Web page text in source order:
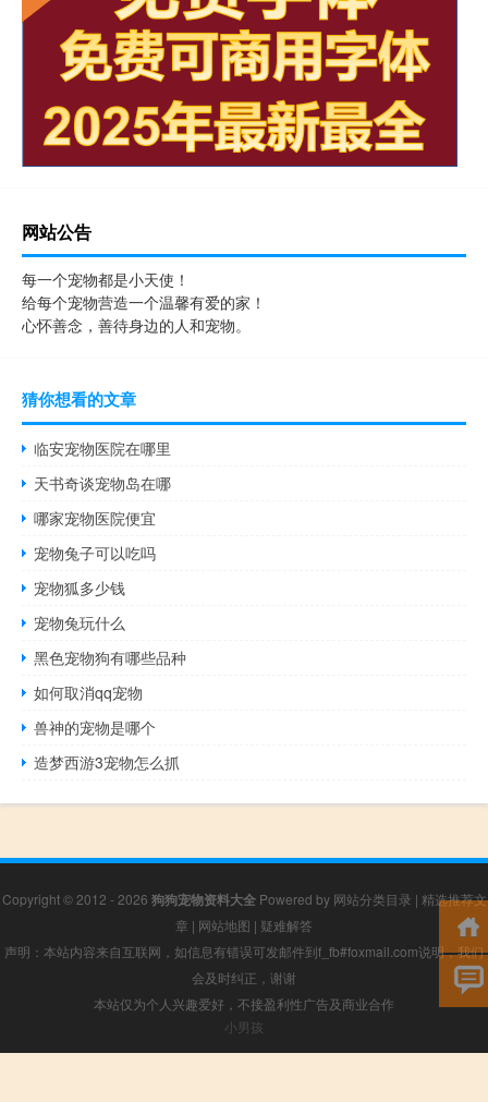
网站公告
每一个宠物都是小天使！
给每个宠物营造一个温馨有爱的家！
心怀善念，善待身边的人和宠物。
猜你想看的文章
临安宠物医院在哪里
天书奇谈宠物岛在哪
哪家宠物医院便宜
宠物兔子可以吃吗
宠物狐多少钱
宠物兔玩什么
黑色宠物狗有哪些品种
如何取消qq宠物
兽神的宠物是哪个
造梦西游3宠物怎么抓
Copyright © 2012 - 2026 狗狗宠物资料大全Powered by 网站分类目录 | 精选推荐文
章 | 网站地图 | 疑难解答
声明：本站内容来自互联网，如信息有错误可发邮件到f_fb#foxmail.com说明，我们
会及时纠正，谢谢
本站仅为个人兴趣爱好，不接盈利性广告及商业合作
小男孩